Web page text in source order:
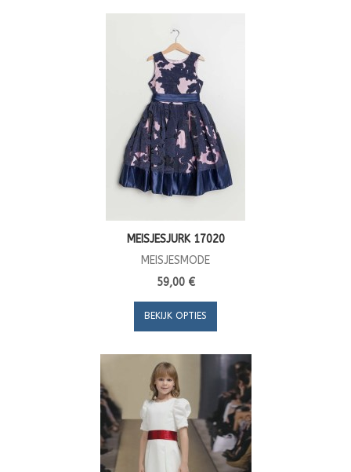
MEISJESJURK 17020
MEISJESMODE
59,00 €
BEKIJK OPTIES